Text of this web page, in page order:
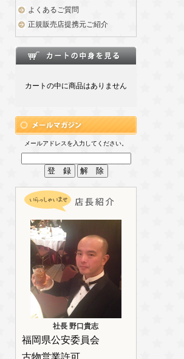
よくあるご質問
正規販売店提携元ご紹介
カートの中に商品はありません
メールアドレスを入力してください。
社長 野口貴志
福岡県公安委員会
古物営業許可